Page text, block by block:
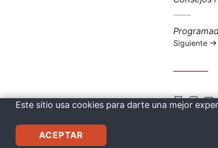
Siguiente
entrada:
Siguiente
AbrirAbrir
Este sitio usa cookies para darte una mejor
ACEPTAR